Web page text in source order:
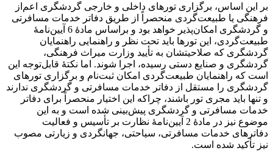
بر این اساس، برگزاری تورهای داخلی و خارجی گردشگری اعم‌از
فرهنگی یا طبیعت‌گردی منحصراً از طریق دفاتر خدمات مسافرتی
و گردشگری امکان‌پذیر خواهد بود و براساس مادۀ 6 آیین‌نامۀ
طبیعت‌گردی، این تورها باید تحت نظر و راهنمایی راهنمایان
گردشگری که صلاحیتشان به تأیید وزارت میراث فرهنگی،
گردشگری و صنایع دستی رسیده، اجرا شوند. اما نکتۀ قابل‌توجه این
است که راهنمایان طبیعت‌گردی امکان ثبت‌نام و برگزاری تورهای
گردشگری را مستقل از دفاتر خدمات مسافرتی و گردشگری ندارند
و تنها باید مجری تور باشند، چراکه این اختیار منحصراً برای دفاتر
خدمات مسافرتی و گردشگری پیش‌بینی شده است و به این
موضوع نیز در مادۀ 2 آیین‌نامۀ نظارت بر تأسیس و فعالیت
دفاترهای خدمات مسافرتی، سیاحتی، جهانگردی و زیارتی مصوب
نیز تأکید شده است.